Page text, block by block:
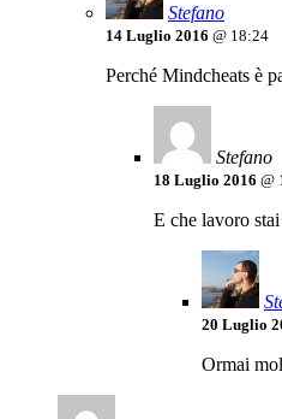
Stefano
14 Luglio 2016 @ 18:24
Perché Mindcheats è
Stefano
18 Luglio 2016 @
E che lavoro
20 Luglio
Ormai